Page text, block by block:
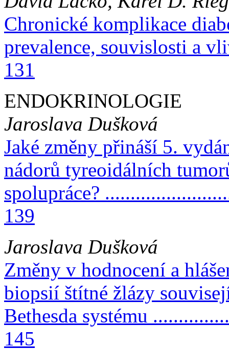
Chronické komplikace
prevalence, souvislosti a
131
ENDOKRINOLOGIE
Jaroslava Dušková
Jaké změny přináší 5.
nádorů tyreoidálních
spolupráce?
139
Jaroslava Dušková
Změny v hodnocení a
biopsií štítné žlázy
Bethesda systému
145